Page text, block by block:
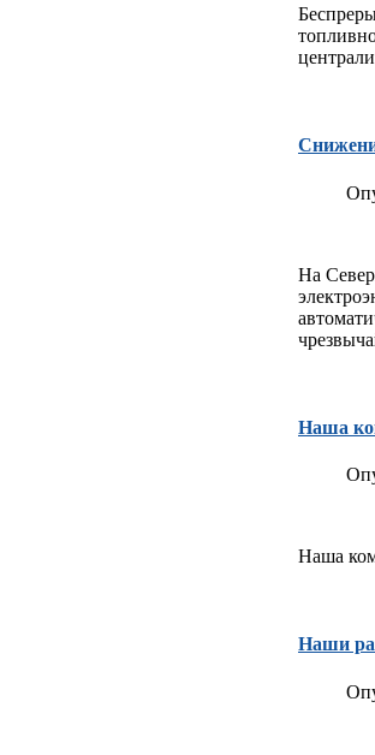
На
Наша
Наша
Наши